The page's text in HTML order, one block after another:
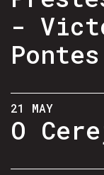
-
Pontes
21 MAY
O